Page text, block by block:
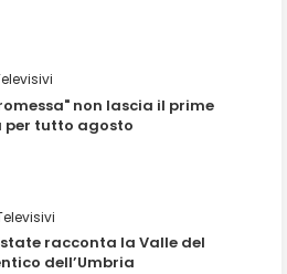
non lascia il prime
per tutto agosto
racconta la Valle del
dell’Umbria